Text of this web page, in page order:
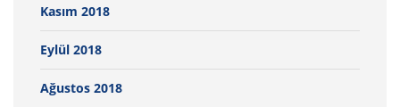
Kasım 2018
Eylül 2018
Ağustos 2018